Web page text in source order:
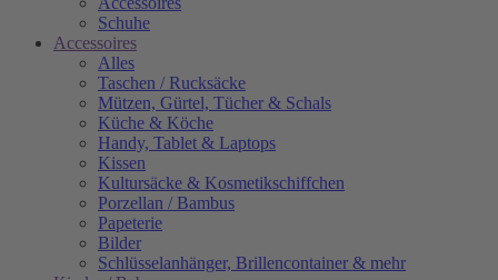
Schuhe
Accessoires
Alles
Taschen / Rucksäcke
Mützen, Gürtel, Tücher & Schals
Küche & Köche
Handy, Tablet & Laptops
Kissen
Kultursäcke & Kosmetikschiffchen
Porzellan / Bambus
Papeterie
Bilder
Schlüsselanhänger, Brillencontainer & mehr